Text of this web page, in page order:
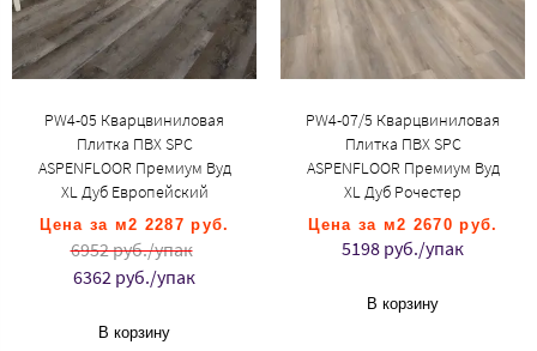
PW4-05 Кварцвиниловая
Плитка ПВХ SPC
ASPENFLOOR Премиум Вуд
XL Дуб Европейский
Цена за м2 2287 руб.
6952 руб./упак
6362 руб./упак
В корзину
PW4-07/5 Кварцвиниловая
Плитка ПВХ SPC
ASPENFLOOR Премиум Вуд
XL Дуб Рочестер
Цена за м2 2670 руб.
5198 руб./упак
В корзину